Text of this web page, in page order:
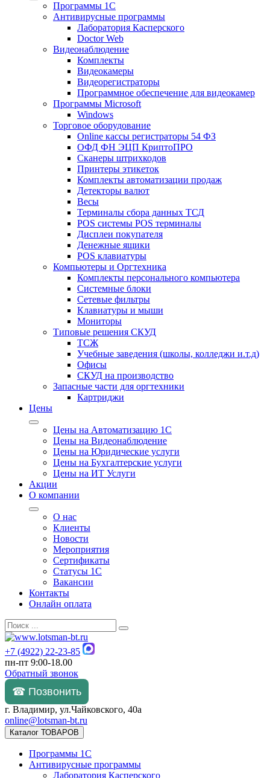
Программы 1С
Антивирусные программы
Лаборатория Касперского
Doctor Web
Видеонаблюдение
Комплекты
Видеокамеры
Видеорегистраторы
Программное обеспечение для видеокамер
Программы Microsoft
Windows
Торговое оборудование
Online кассы регистраторы 54 ФЗ
ОФД ФН ЭЦП КриптоПРО
Сканеры штрихкодов
Принтеры этикеток
Комплекты автоматизации продаж
Детекторы валют
Весы
Терминалы сбора данных ТСД
POS системы POS терминалы
Дисплеи покупателя
Денежные ящики
POS клавиатуры
Компьютеры и Оргтехника
Комплекты персонального компьютера
Системные блоки
Сетевые фильтры
Клавиатуры и мыши
Мониторы
Типовые решения СКУД
ТСЖ
Учебные заведения (школы, колледжи и.т.д)
Офисы
СКУД на производство
Запасные части для оргтехники
Картриджи
Цены
Цены на Автоматизацию 1С
Цены на Видеонаблюдение
Цены на Юридические услуги
Цены на Бухгалтерские услуги
Цены на ИТ Услуги
Акции
О компании
О нас
Клиенты
Новости
Мероприятия
Сертификаты
Статусы 1С
Вакансии
Контакты
Онлайн оплата
+7 (4922) 22-23-85
пн-пт 9:00-18.00
Обратный звонок
☎ Позвонить
г. Владимир, ул.Чайковского, 40а
online@lotsman-bt.ru
Каталог ТОВАРОВ
Программы 1С
Антивирусные программы
Лаборатория Касперского